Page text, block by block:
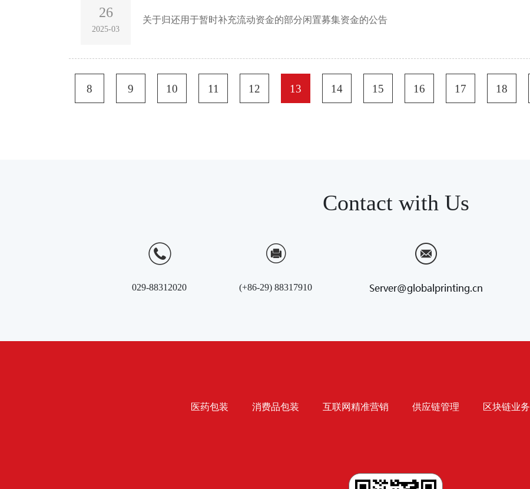
26
2025-03
关于归还用于暂时补充流动资金的部分闲置募集资金的公告
8 9 10 11 12 13 14 15 16 17 18
Contact with Us
029-88312020 (+86-29) 88317910
医药包装 消费品包装 互联网精准营销 供应链管理 区块链业务